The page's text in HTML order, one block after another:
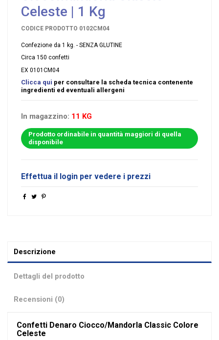
Celeste | 1 Kg
CODICE PRODOTTO 0102CM04
Confezione da 1 kg. - SENZA GLUTINE
Circa 150 confetti
EX 0101CM04
Clicca qui per consultare la scheda tecnica contenente
ingredienti ed eventuali allergeni
In magazzino: 11 KG
Prodotto ordinabile in quantità maggiori di quella
disponibile
Effettua il login per vedere i prezzi
Descrizione
Dettagli del prodotto
Recensioni (0)
Confetti Denaro Ciocco/Mandorla Classic Colore
Celeste